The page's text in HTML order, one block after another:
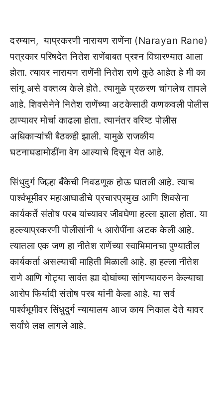
दरम्यान, याप्रकरणी नारायण राणेंना (Narayan Rane)
पत्रकार परिषदेत नितेश राणेंबाबत प्रश्न विचारण्यात आला
होता. त्यावर नारायण राणेंनी नितेश राणे कुठे आहेत हे मी का
सांगू असे वक्तव्य केले होते. त्यामुळे प्रकरण चांगलेच तापले
आहे. शिवसेनेने नितेश राणेंच्या अटकेसाठी कणकवली पोलीस
ठाण्यावर मोर्चा काढला होता. त्यानंतर वरिष्ट पोलीस
अधिकाऱ्यांची बैठकही झाली. यामुळे राजकीय
घटनाघडामोडींना वेग आल्याचे दिसून येत आहे.
सिंधुदुर्ग जिल्हा बँकेची निवडणूक होऊ घातली आहे. त्याच
पार्श्वभूमीवर महाआघाडीचे प्रचारप्रमुख आणि शिवसेना
कार्यकर्ते संतोष परब यांच्यावर जीवघेणा हल्ला झाला होता. या
हल्ल्याप्रकरणी पोलीसांनी ५ आरोपींना अटक केली आहे.
त्यातला एक जण हा नीतेश राणेंच्या स्वाभिमानचा पुण्यातील
कार्यकर्ता असल्याची माहिती मिळाली आहे. हा हल्ला नीतेश
राणे आणि गोट्या सावंत ह्या दोघांच्या सांगण्यावरुन केल्याचा
आरोप फिर्यादी संतोष परब यांनी केला आहे. या सर्व
पार्श्वभूमीवर सिंधुदुर्ग न्यायालय आज काय निकाल देते यावर
सर्वांचे लक्ष लागले आहे.